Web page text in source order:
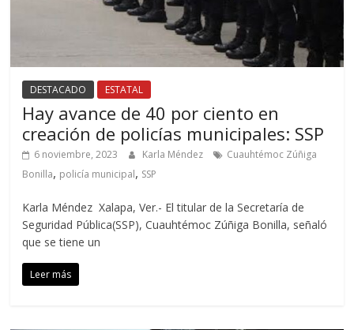
DESTACADO ESTATAL
Hay avance de 40 por ciento en
creación de policías municipales: SSP
6 noviembre, 2023 Karla Méndez
Cuauhtémoc Zúñiga
Bonilla, policía municipal, SSP
Karla Méndez Xalapa, Ver.- El titular de la Secretaría de
Seguridad Pública(SSP), Cuauhtémoc Zúñiga Bonilla, señaló
que se tiene un
Leer más